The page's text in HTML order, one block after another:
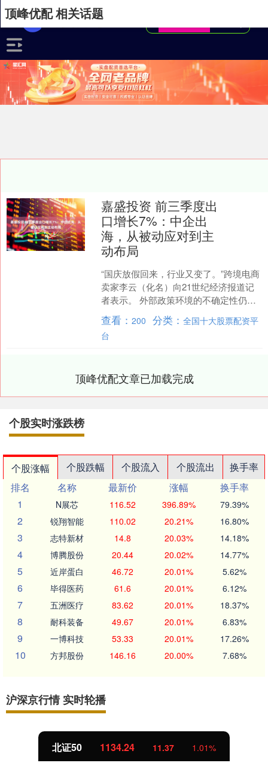
顶峰优配 相关话题
嘉盛投资 前三季度出
口增长7%：中企出
海，从被动应对到主
动布局
“国庆放假回来，行业又变了。”跨境电商
卖家李云（化名）向21世纪经济报道记
者表示。 外部政策环境的不确定性仍在
持续，多位出海卖家向记者表示，近一
年里，经历的这些....
查看：200 分类：全国十大股票配资平
台
顶峰优配文章已加载完成
个股实时涨跌榜
个股涨幅 个股跌幅 个股流入 个股流出
换手率
排名
名称 最新价 涨幅
换手率
1
N展芯 116.52 396.89% 79.39%
2 锐翔智能 110.02 20.21% 16.80%
3 志特新材 14.8 20.03% 14.18%
4 博腾股份 20.44 20.02% 14.77%
5 近岸蛋白 46.72 20.01% 5.62%
6 毕得医药 61.6 20.01% 6.12%
7 五洲医疗 83.62 20.01% 18.37%
8 耐科装备 49.67 20.01% 6.83%
9 一博科技 53.33 20.01% 17.26%
10 方邦股份 146.16 20.00% 7.68%
沪深京行情 实时轮播
北证50 1134.24 11.37 1.01%